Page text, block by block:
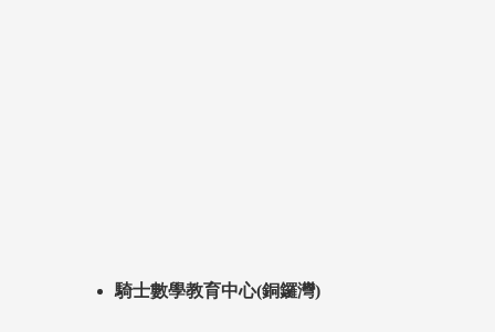
騎士數學教育中心(銅鑼灣)